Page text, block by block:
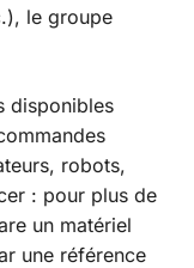
le groupe
disponibles
robots,
: pour plus de
un matériel
une référence